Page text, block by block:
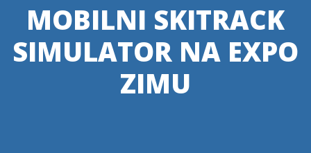
MOBILNI SKITRACK
SIMULATOR NA EXPO
ZIMU